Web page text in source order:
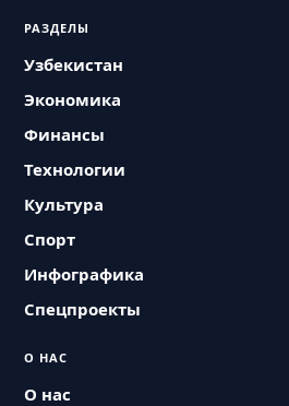
РАЗДЕЛЫ
Узбекистан
Экономика
Финансы
Технологии
Культура
Спорт
Инфографика
Спецпроекты
О НАС
О нас